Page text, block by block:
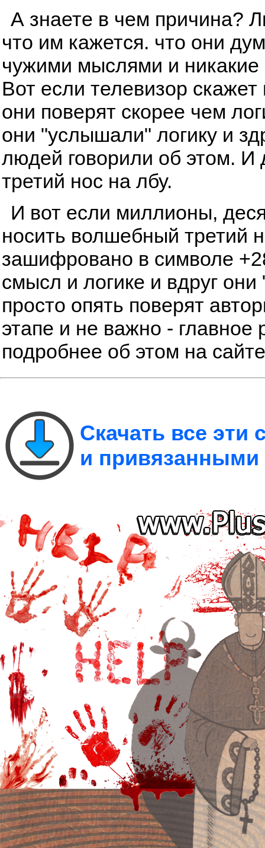
А знаете в чем причина?
что им кажется. что они
чужими мыслями и никакие
Вот если телевизор скажет
они поверят скорее чем
они "услышали" логику и
людей говорили об этом.
третий нос на лбу.
И вот если миллионы,
носить волшебный третий
зашифровано в символе
смысл и логике и вдруг
просто опять поверят
этапе и не важно - главное
подробнее об этом на
Скачать все
и